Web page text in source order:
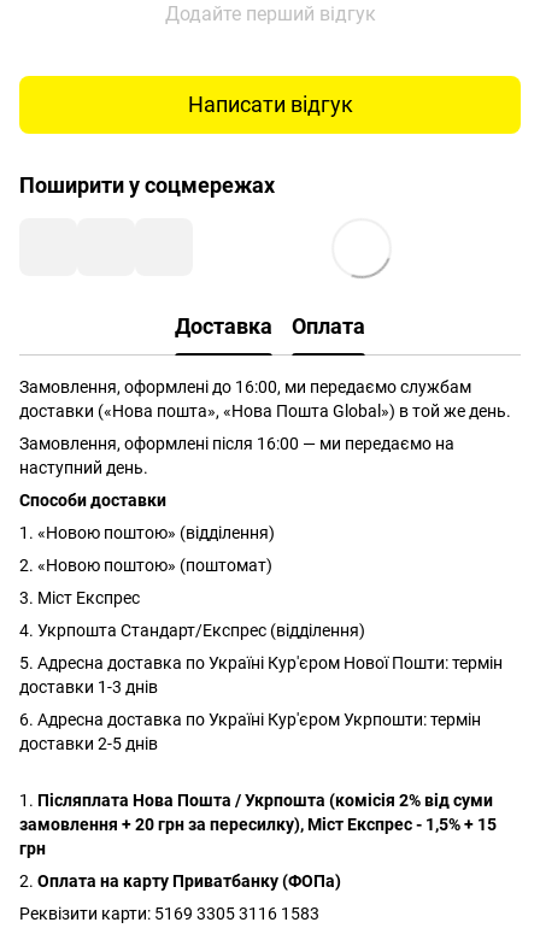
Додайте перший відгук
Написати відгук
Поширити у соцмережах
Доставка Оплата
Замовлення, оформлені до 16:00, ми передаємо службам
доставки («Нова пошта», «Нова Пошта Global») в той же день.
Замовлення, оформлені після 16:00 — ми передаємо на
наступний день.
Способи доставки
1. «Новою поштою» (відділення)
2. «Новою поштою» (поштомат)
3. Міст Експрес
4. Укрпошта Стандарт/Експрес (відділення)
5. Адресна доставка по Україні Кур'єром Нової Пошти: термін
доставки 1-3 днів
6. Адресна доставка по Україні Кур'єром Укрпошти: термін
доставки 2-5 днів
1. Післяплата Нова Пошта / Укрпошта (комісія 2% від суми
замовлення + 20 грн за пересилку), Міст Експрес - 1,5% + 15
грн
2. Оплата на карту Приватбанку (ФОПа)
Реквізити карти: 5169 3305 3116 1583